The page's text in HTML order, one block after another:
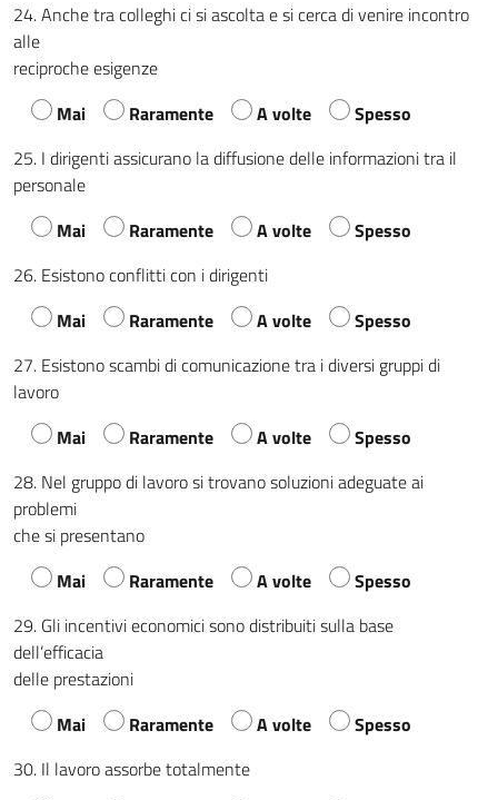
24. Anche tra colleghi ci si ascolta e si cerca di venire incontro
alle
reciproche esigenze
Mai
Raramente A volte
Spesso
25. I dirigenti assicurano la diffusione delle informazioni tra il
personale
Mai
Raramente A volte
Spesso
26. Esistono conflitti con i dirigenti
Mai
Raramente A volte
Spesso
27. Esistono scambi di comunicazione tra i diversi gruppi di
lavoro
Mai
Raramente A volte
Spesso
28. Nel gruppo di lavoro si trovano soluzioni adeguate ai
problemi
che si presentano
Mai
Raramente A volte
Spesso
29. Gli incentivi economici sono distribuiti sulla base
dell’efficacia
delle prestazioni
Mai
Raramente A volte
Spesso
30. Il lavoro assorbe totalmente